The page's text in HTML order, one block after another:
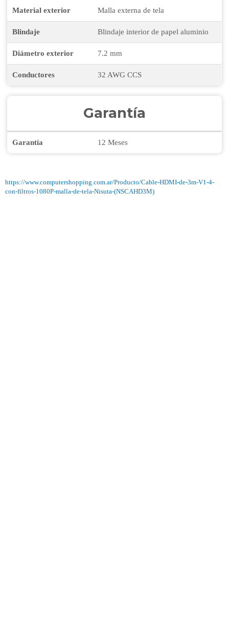
Material exterior Malla externa de tela
Blindaje Blindaje interior de papel aluminio
Diámetro exterior 7.2 mm
Conductores 32 AWG CCS
Garantía
Garantía 12 Meses
https://www.computershopping.com.ar/Producto/Cable-HDMI-de-3m-V1-4-
con-filtros-1080P-malla-de-tela-Nisuta-(NSCAHD3M)